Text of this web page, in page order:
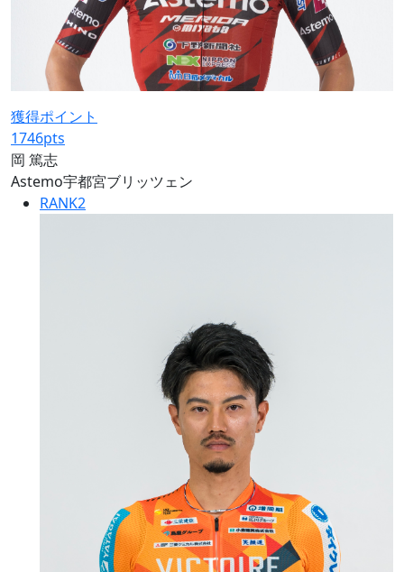
獲得ポイント
1746pts
岡 篤志
Astemo宇都宮ブリッツェン
RANK2